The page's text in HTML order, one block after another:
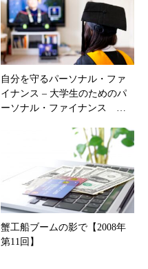
自分を守るパーソナル・ファ
イナンス – 大学生のためのパ
ーソナル・ファイナンス …
蟹工船ブームの影で【2008年
第11回】